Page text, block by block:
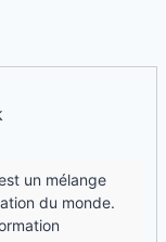
un mélange
du monde.